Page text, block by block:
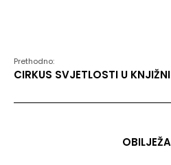
Prethodno:
CIRKUS SVJETLOSTI U